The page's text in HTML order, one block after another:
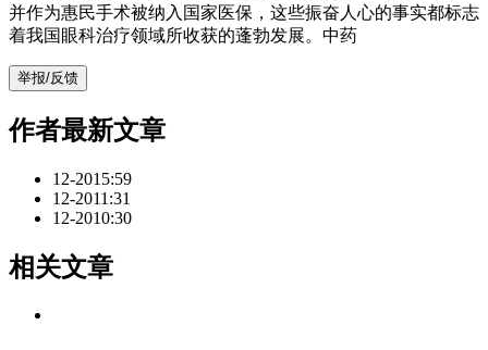
并作为惠民手术被纳入国家医保，这些振奋人心的事实都标志
着我国眼科治疗领域所收获的蓬勃发展。中药
举报/反馈
作者最新文章
12-2015:59
12-2011:31
12-2010:30
相关文章